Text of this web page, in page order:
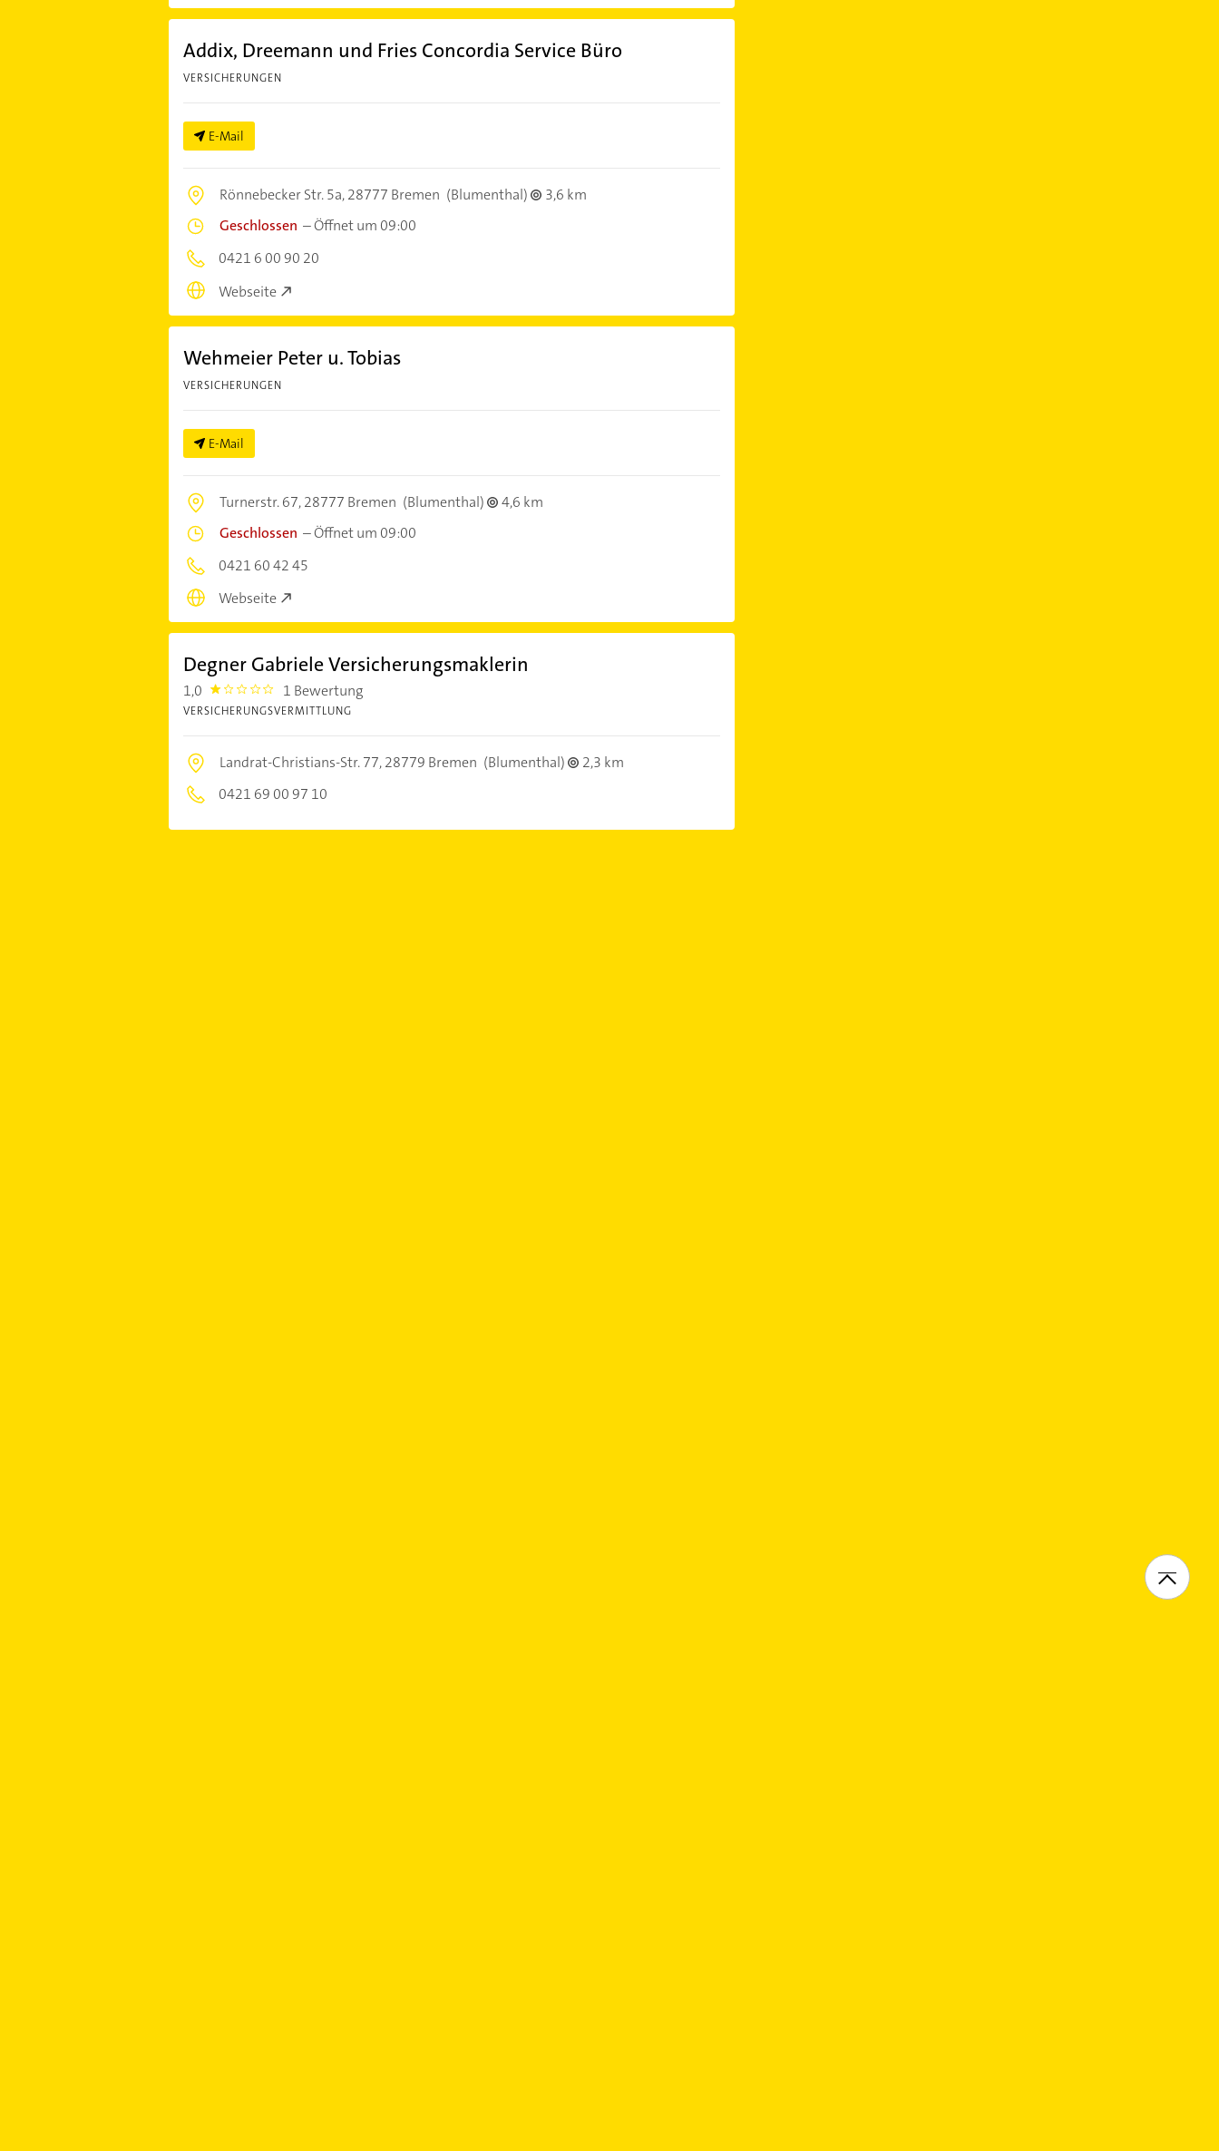
Addix, Dreemann und Fries Concordia Service Büro
VERSICHERUNGEN
E-Mail
Rönnebecker Str. 5a,28777 Bremen (Blumenthal)
3,6 km
Geschlossen –Öffnet um 09:00
0421 6 00 90 20
Webseite
Wehmeier Peter u. Tobias
VERSICHERUNGEN
E-Mail
Turnerstr. 67,28777 Bremen (Blumenthal)
4,6 km
Geschlossen –Öffnet um 09:00
0421 60 42 45
Webseite
Degner Gabriele Versicherungsmaklerin
1,0 1.0 1 Bewertung
VERSICHERUNGSVERMITTLUNG
Landrat-Christians-Str. 77,28779 Bremen (Blumenthal)
2,3 km
0421 69 00 97 10